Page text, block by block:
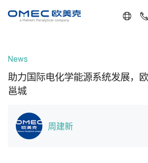
News
助力国际电化学能源系统发展，
邕城
周建新